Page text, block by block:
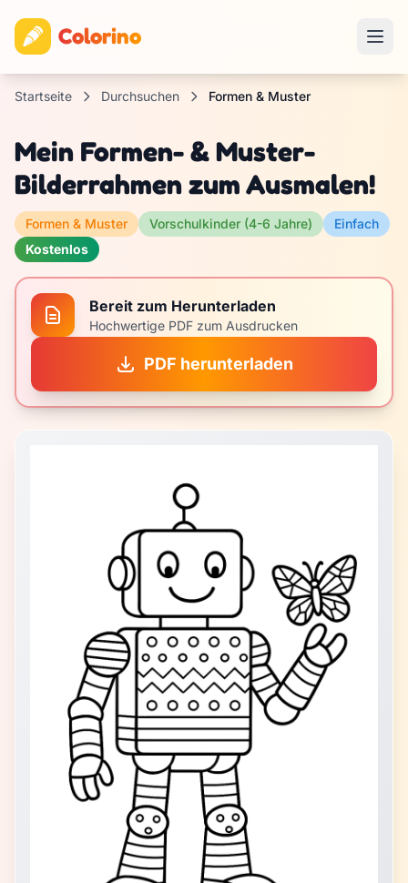
Colorino
Startseite Durchsuchen Formen & Muster
Mein Formen- & Muster-
Bilderrahmen zum Ausmalen!
Formen & Muster Vorschulkinder (4-6 Jahre)
Einfach
Kostenlos
Bereit zum Herunterladen
Hochwertige PDF zum Ausdrucken
PDF herunterladen